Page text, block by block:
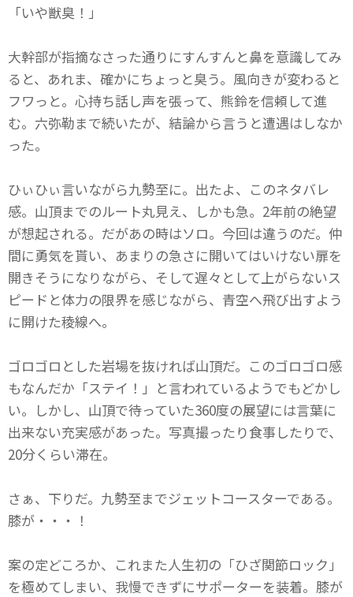
「いや獣臭！」
大幹部が指摘なさった通りにすんすんと鼻を意識してみ
ると、あれま、確かにちょっと臭う。風向きが変わると
フワっと。心持ち話し声を張って、熊鈴を信頼して進
む。六弥勒まで続いたが、結論から言うと遭遇はしなか
った。
ひぃひぃ言いながら九勢至に。出たよ、このネタバレ
感。山頂までのルート丸見え、しかも急。2年前の絶望
が想起される。だがあの時はソロ。今回は違うのだ。仲
間に勇気を貰い、あまりの急さに開いてはいけない扉を
開きそうになりながら、そして遅々として上がらないス
ピードと体力の限界を感じながら、青空へ飛び出すよう
に開けた稜線へ。
ゴロゴロとした岩場を抜ければ山頂だ。このゴロゴロ感
もなんだか「ステイ！」と言われているようでもどかし
い。しかし、山頂で待っていた360度の展望には言葉に
出来ない充実感があった。写真撮ったり食事したりで、
20分くらい滞在。
さぁ、下りだ。九勢至までジェットコースターである。
膝が・・・！
案の定どころか、これまた人生初の「ひざ関節ロック」
を極めてしまい、我慢できずにサポーターを装着。膝が